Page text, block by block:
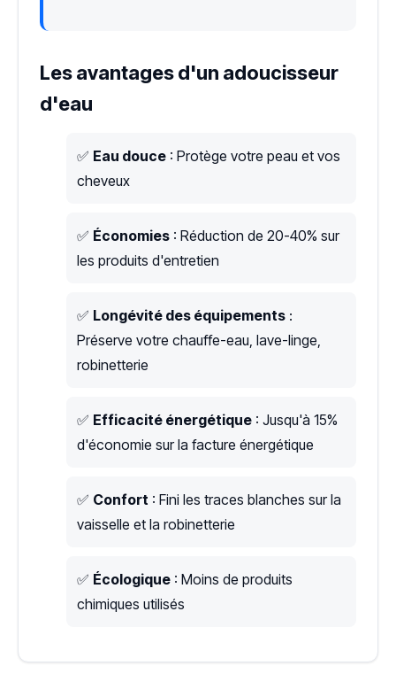
Les avantages d'un adoucisseur
d'eau
✅ Eau douce : Protège votre peau et vos
cheveux
✅ Économies : Réduction de 20-40% sur
les produits d'entretien
✅ Longévité des équipements :
Préserve votre chauffe-eau, lave-linge,
robinetterie
✅ Efficacité énergétique : Jusqu'à 15%
d'économie sur la facture énergétique
✅ Confort : Fini les traces blanches sur la
vaisselle et la robinetterie
✅ Écologique : Moins de produits
chimiques utilisés